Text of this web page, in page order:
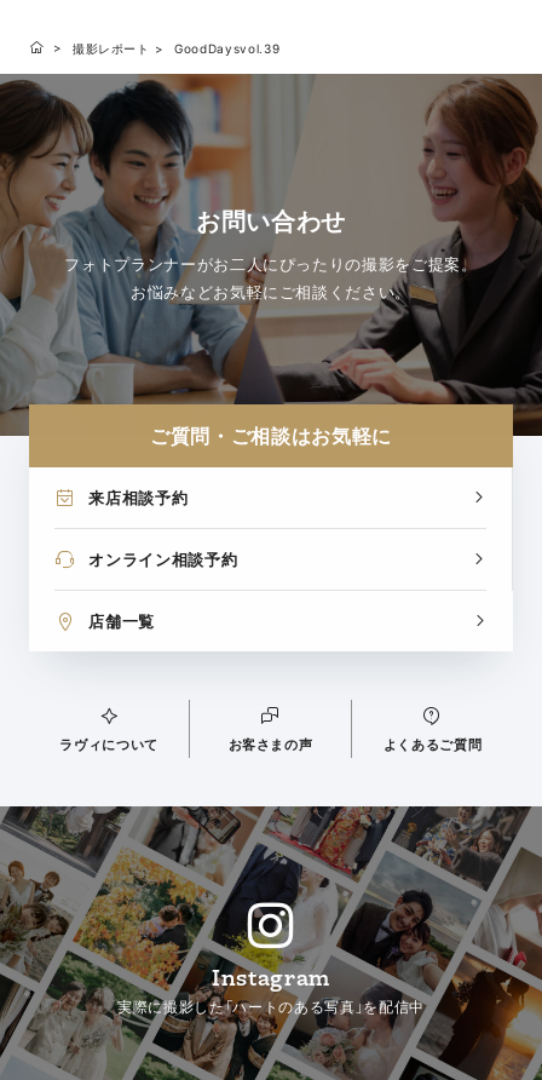
撮影レポート GoodDaysvol.39
お問い合わせ
フォトプランナーがお二人にぴったりの撮影をご提案。
お悩みなどお気軽にご相談ください。
ご質問・ご相談はお気軽に
来店相談予約
オンライン相談予約
店舗一覧
ラヴィについて お客さまの声 よくあるご質問
Instagram
実際に撮影した「ハートのある写真」を配信中